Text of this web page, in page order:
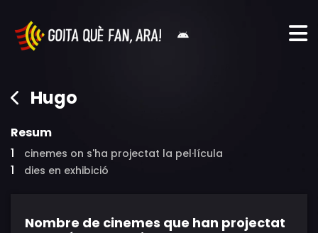
Hugo
Resum
1
cinemes on s'ha projectat la pel·lícula
1 dies en exhibició
Nombre de cinemes que han projectat